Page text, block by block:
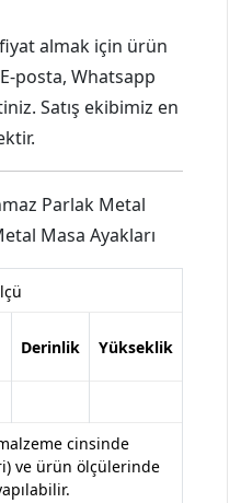
almak için ürün
posta, Whatsapp
Satış ekibimiz en
Parlak Metal
Masa Ayakları
Derinlik Yükseklik
cinsinde
ve ürün ölçülerinde